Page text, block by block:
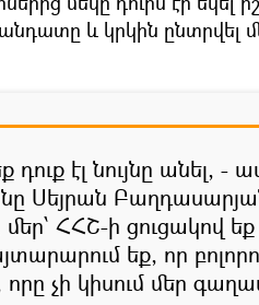
և կրկին ընտրվել
դուք էլ նույնը անել, -
Սեյրան
մեր՝ ՀՀՇ-ի ցուցակով
եք, որ
չի կիսում մեր